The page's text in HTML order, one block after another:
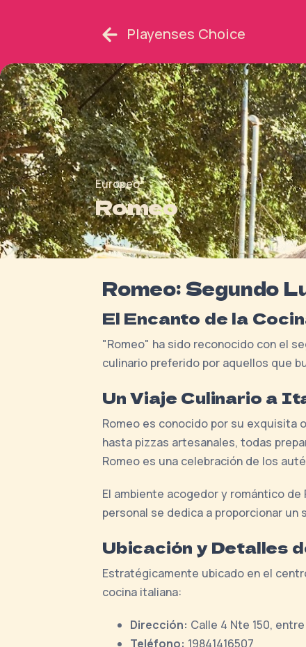
Playenses Choice
Europeo
Romeo
Romeo: Segundo
El Encanto de la
"Romeo" ha sido reconocido con el
culinario preferido por aquellos que
Un Viaje Culinario a
Romeo es conocido por su exquisita
hasta pizzas artesanales, todas
Romeo es una celebración de los
El ambiente acogedor y romántico
personal se dedica a proporcionar
Ubicación y Detalles
Estratégicamente ubicado en el
cocina italiana:
Dirección: Calle 4 Nte 150,
Teléfono: 19841416507